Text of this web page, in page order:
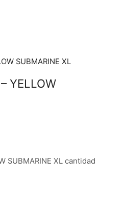
YELLOW
SUBMARINE XL cantidad